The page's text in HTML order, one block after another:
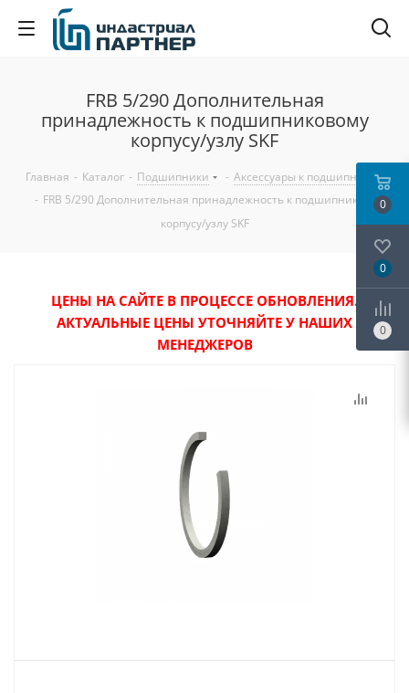
FRB 5/290 Дополнительная
принадлежность к подшипниковому
корпусу/узлу SKF
Главная - Каталог - Подшипники - Аксессуары к подшипникам
- FRB 5/290 Дополнительная принадлежность к подшипниковому
корпусу/узлу SKF
ЦЕНЫ НА САЙТЕ В ПРОЦЕССЕ ОБНОВЛЕНИЯ.
АКТУАЛЬНЫЕ ЦЕНЫ УТОЧНЯЙТЕ У НАШИХ
МЕНЕДЖЕРОВ
0
0
0